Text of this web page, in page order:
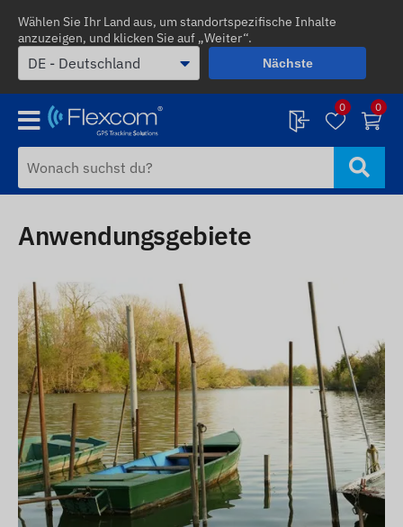
Wählen Sie Ihr Land aus, um standortspezifische Inhalte
anzuzeigen, und klicken Sie auf „Weiter“.
Nächste
0 0
Anwendungsgebiete